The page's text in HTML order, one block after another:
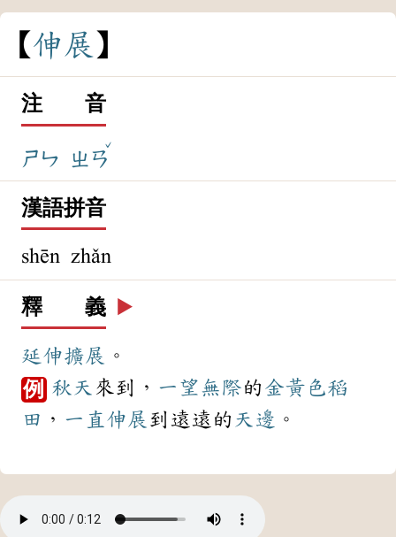
伸展
注 音
ㄕㄣ ㄓㄢ
ˇ
漢語拼音
shēn zhǎn
釋 義 ▶️
延伸擴展 。
例 秋天 來到， 一望無際的 金黃色稻
田 ， 一直 伸展 到遠遠的 天邊 。